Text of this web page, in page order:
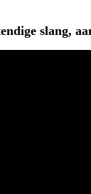
slang,